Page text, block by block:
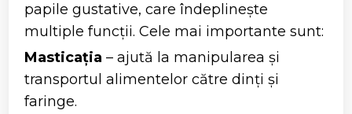
papile gustative, care îndeplinește
multiple funcții. Cele mai importante sunt:
Masticația – ajută la manipularea și
transportul alimentelor către dinți și
faringe.